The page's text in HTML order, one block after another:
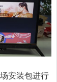
安装包进行